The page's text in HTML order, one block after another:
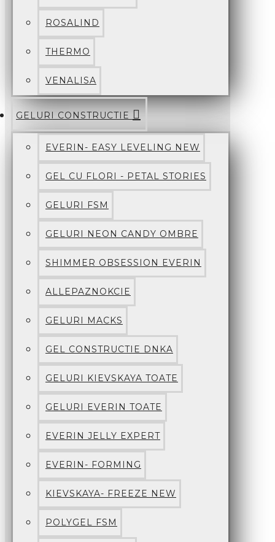
ROSALIND
THERMO
VENALISA
GELURI CONSTRUCTIE
EVERIN- EASY LEVELING NEW
GEL CU FLORI - PETAL STORIES
GELURI FSM
GELURI NEON CANDY OMBRE
SHIMMER OBSESSION EVERIN
ALLEPAZNOKCIE
GELURI MACKS
GEL CONSTRUCTIE DNKA
GELURI KIEVSKAYA TOATE
GELURI EVERIN TOATE
EVERIN JELLY EXPERT
EVERIN- FORMING
KIEVSKAYA- FREEZE NEW
POLYGEL FSM